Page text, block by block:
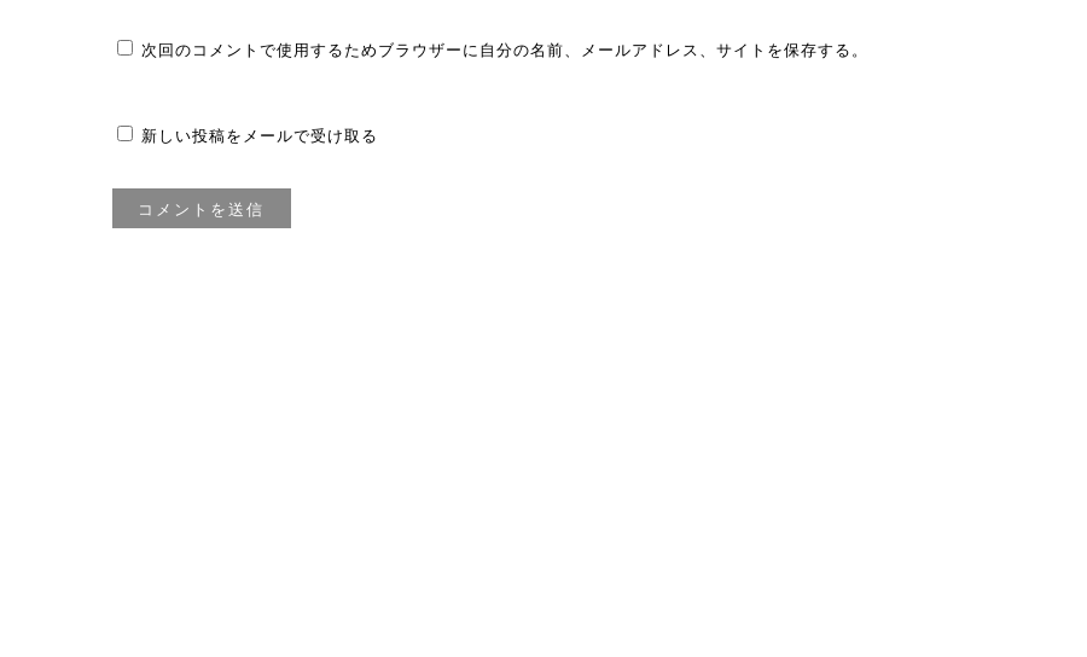
次回のコメントで使用するためブラウザーに自分の名前、メールアドレス、サイトを保存する。
新しい投稿をメールで受け取る